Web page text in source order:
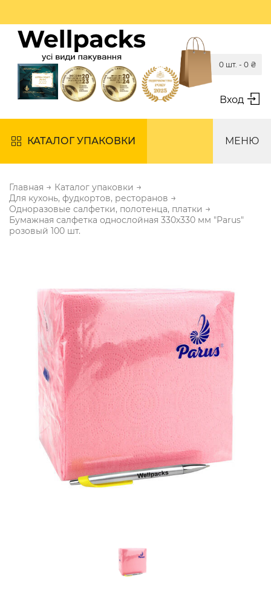
Вход
0 шт. - 0 ₴
КАТАЛОГ УПАКОВКИ МЕНЮ
Главная → Каталог упаковки →
Для кухонь, фудкортов, ресторанов →
Одноразовые салфетки, полотенца, платки →
Бумажная салфетка однослойная 330х330 мм "Parus"
розовый 100 шт.